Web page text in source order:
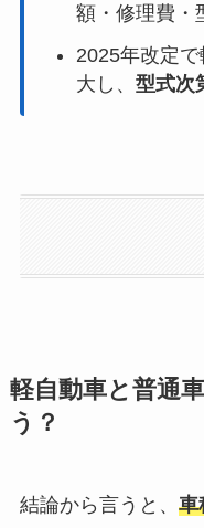
額・修理費・
2025年改定
大し、 型式次
軽自動車と普通
う？
結論から言うと、 車